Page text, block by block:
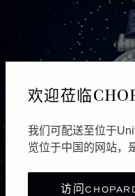
欢迎莅临
我们可配送至位于
览位于中国的网站，
访问